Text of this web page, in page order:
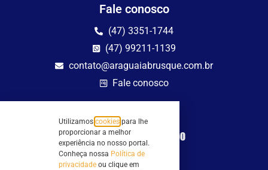
Fale conosco
(47) 3351-1744
(47) 99211-1139
contato@araguaiabrusque.com.br
Fale conosco
Utilizamos cookies para lhe
proporcionar a melhor
experiência no nosso portal.
Conheça nossa Política de
privacidade ou clique em